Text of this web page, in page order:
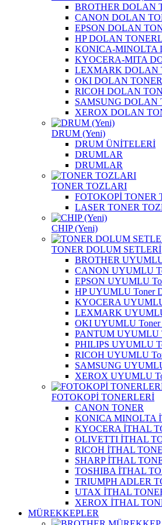
BROTHER DOLAN
CANON DOLAN
EPSON DOLAN
HP DOLAN
KONICA-MINOLTA
KYOCERA-MITA
LEXMARK DOLAN
OKI DOLAN
RICOH DOLAN
SAMSUNG DOLAN
XEROX DOLAN
DRUM (Yeni)
DRUM ÜNİTELERİ
DRUMLAR
DRUMLAR
TONER TOZLARI
FOTOKOPİ TONER
LASER TONER
CHIP (Yeni)
TONER DOLUM SETLERİ
BROTHER
CANON UYUMLU
EPSON UYUMLU
HP UYUMLU Toner
KYOCERA
LEXMARK
OKI UYUMLU Toner
PANTUM UYUMLU
PHILIPS UYUMLU
RICOH UYUMLU
SAMSUNG
XEROX UYUMLU
FOTOKOPİ TONERLERİ
CANON TONER
KONICA MINOLTA
KYOCERA İTHAL
OLIVETTI İTHAL
RICOH İTHAL
SHARP İTHAL
TOSHIBA İTHAL
TRIUMPH ADLER
UTAX İTHAL
XEROX İTHAL
MÜREKKEPLER